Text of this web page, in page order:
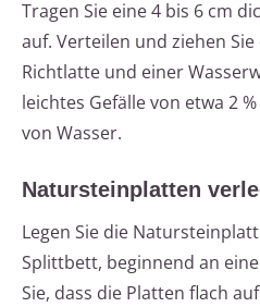
Tragen Sie eine 4 bis 6 cm
auf. Verteilen und ziehen
Richtlatte und einer
leichtes Gefälle von etwa 2
von Wasser.
Natursteinplatten
Legen Sie die
Splittbett, beginnend an
Sie, dass die Platten flach